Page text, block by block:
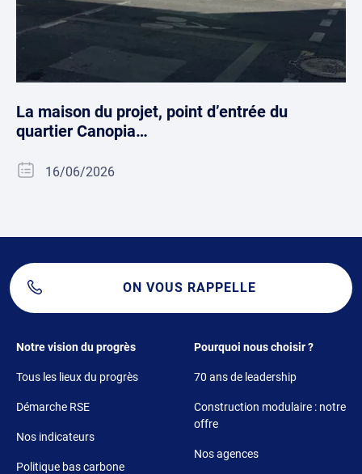
La maison du projet, point d’entrée du
quartier Canopia…
16/06/2026
ON VOUS RAPPELLE
Footer 1
Notre vision du progrès
Tous les lieux du progrès
Démarche RSE
Nos indicateurs
Politique bas carbone
Footer 2
Pourquoi nous choisir ?
70 ans de leadership
Construction modulaire : notre
offre
Nos agences